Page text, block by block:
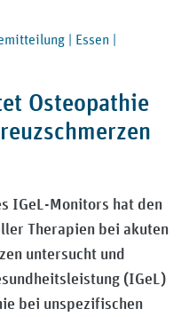
| Essen |
Osteopathie
IGeL-Monitors hat den
Therapien bei akuten
untersucht und
(IGeL)
bei unspezifischen